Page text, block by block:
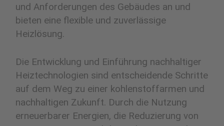
und Anforderungen des Gebäudes an und
bieten eine flexible und zuverlässige
Heizlösung.
Die Entwicklung und Einführung nachhaltiger
Heiztechnologien sind entscheidende Schritte
auf dem Weg zu einer kohlenstoffarmen und
nachhaltigen Zukunft. Durch die Nutzung
erneuerbarer Energien, die Reduzierung von